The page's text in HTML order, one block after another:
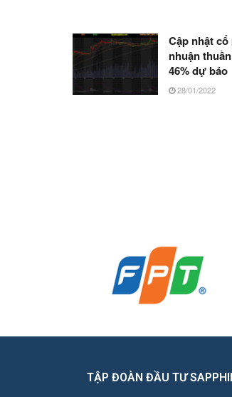
Cập nhật
nhuận
46% dự báo
28/01/2022
TẬP ĐOÀN ĐẦU TƯ